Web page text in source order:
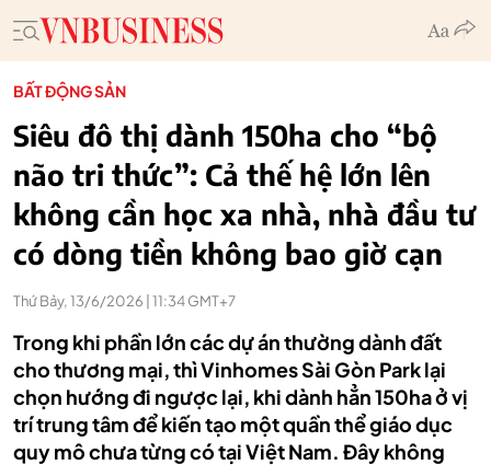
BẤT ĐỘNG SẢN
Siêu đô thị dành 150ha cho “bộ
não tri thức”: Cả thế hệ lớn lên
không cần học xa nhà, nhà đầu tư
có dòng tiền không bao giờ cạn
Thứ Bảy, 13/6/2026 | 11:34 GMT+7
Trong khi phần lớn các dự án thường dành đất
cho thương mại, thì Vinhomes Sài Gòn Park lại
chọn hướng đi ngược lại, khi dành hẳn 150ha ở vị
trí trung tâm để kiến tạo một quần thể giáo dục
quy mô chưa từng có tại Việt Nam. Đây không